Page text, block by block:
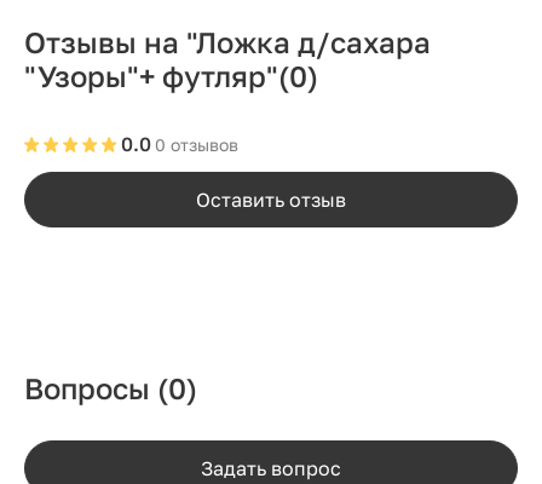
Отзывы на "Ложка д/сахара
"Узоры"+ футляр"(0)
0 отзывов
0.0
Оставить отзыв
Вопросы (0)
Задать вопрос